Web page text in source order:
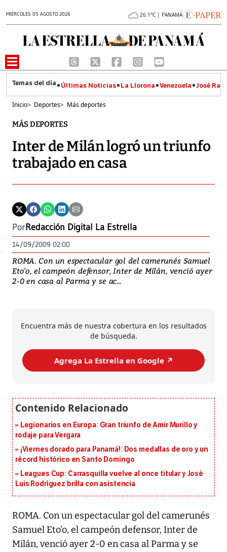
MIÉRCOLES 05 AGOSTO 2026 26.1°C | PANAMÁ
Últimas Noticias La Llorona Venezuela José
Inicio> Deportes> Más deportes
MÁS DEPORTES
Inter de Milán logró un triunfo
trabajado en casa
PorRedacción Digital La Estrella
14/09/2009 02:00
ROMA. Con un espectacular gol del camerunés Samuel
Eto'o, el campeón defensor, Inter de Milán, venció ayer
2-0 en casa al Parma y se ac...
Encuentra más de nuestra cobertura en los resultados
de búsqueda.
Agrega La Estrella en Google ↗️
Legionarios en Europa: Gran triunfo de Amir Murillo y
rodaje para Vergara
¡Viernes dorado para Panamá!: Dos medallas de oro y un
récord histórico en Santo Domingo
Leagues Cup: Carrasquilla vuelve al once titular y José
Luis Rodríguez brilla con asistencia
ROMA. Con un espectacular gol del camerunés
Samuel Eto'o, el campeón defensor, Inter de
Milán, venció ayer 2-0 en casa al Parma y se